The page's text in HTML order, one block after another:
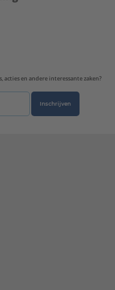
en andere interessante zaken?
Inschrijven